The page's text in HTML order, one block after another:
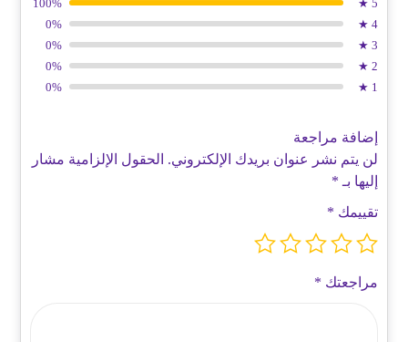
5 ★
100%
4 ★
0%
3 ★
0%
2 ★
0%
1 ★
0%
إضافة مراجعة
لن يتم نشر عنوان بريدك الإلكتروني. الحقول الإلزامية مشار
إليها بـ *
تقييمك *
مراجعتك *